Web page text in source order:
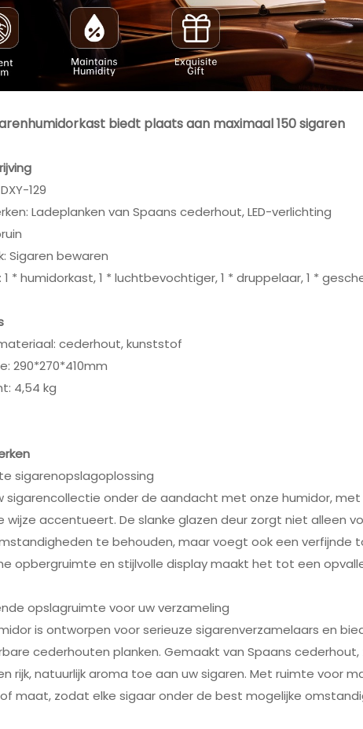
biedt plaats aan maximaal 150 sigaren
129
Ladeplanken van Spaans cederhout, LED-verlichting
Sigaren bewaren
1 * humidorkast, 1 * luchtbevochtiger, 1 * druppelaar, 1 *
cederhout, kunststof
290*270*410mm
4,54 kg
sigarenopslagoplossing
sigarencollectie onder de aandacht met onze humidor,
wijze accentueert. De slanke glazen deur zorgt niet alleen
te behouden, maar voegt ook een verfijnde
opbergruimte en stijlvolle display maakt het tot een
opslagruimte voor uw verzameling
is ontworpen voor serieuze sigarenverzamelaars en
cederhouten planken. Gemaakt van Spaans
rijk, natuurlijk aroma toe aan uw sigaren. Met ruimte voor
maat, zodat elke sigaar onder de best mogelijke